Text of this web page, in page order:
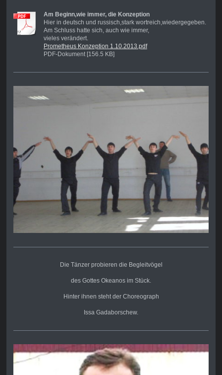
Am Beginn,wie immer, die Konzeption
Hier in deutsch und russisch,stark wortreich,wiedergegeben.
Am Schluss hatte sich, auch wie immer,
vieles verändert.
Prometheus Konzeption 1.10.2013.pdf
PDF-Dokument [156.5 KB]
Die Tänzer probieren die Begleitvögel
des Gottes Okeanos im Stück.
Hinter ihnen steht der Choreograph
Issa Gadaborschew.